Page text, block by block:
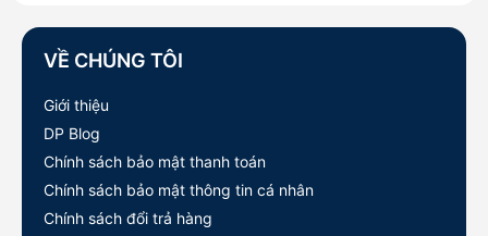
VỀ CHÚNG TÔI
Giới thiệu
DP Blog
Chính sách bảo mật thanh toán
Chính sách bảo mật thông tin cá nhân
Chính sách đổi trả hàng